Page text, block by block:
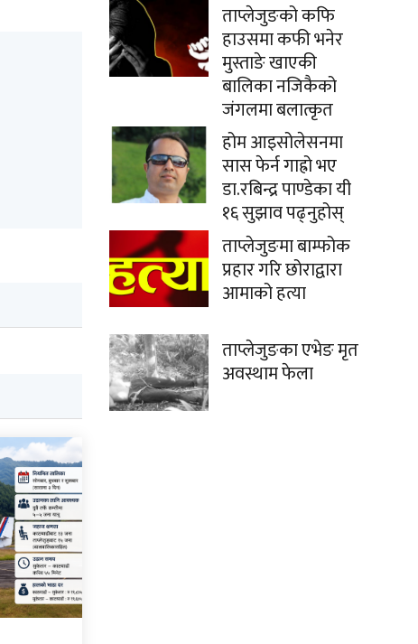
ताप्लेजुङको कफि
हाउसमा कफी भनेर
मुस्ताङे खाएकी
बालिका नजिकैको
जंगलमा बलात्कृत
होम आइसोलेसनमा
सास फेर्न गाह्रो भए
डा.रबिन्द्र पाण्डेका यी
१६ सुझाव पढ्नुहोस्
ताप्लेजुङमा बाम्फोक
प्रहार गरि छोराद्वारा
आमाको हत्या
ताप्लेजुङका एभेङ मृत
अवस्थाम फेला